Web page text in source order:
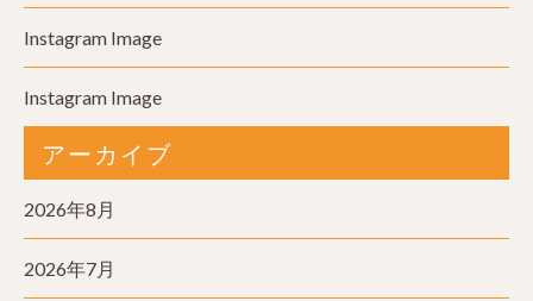
Instagram Image
Instagram Image
アーカイブ
2026年8月
2026年7月